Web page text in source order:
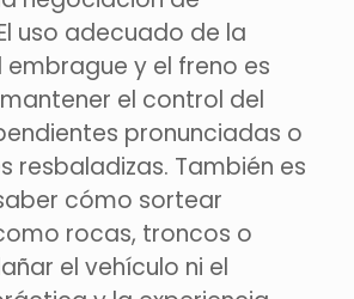
uso adecuado de la
y el freno es
el control del
pronunciadas o
resbaladizas. También es
cómo sortear
rocas, troncos o
el vehículo ni el